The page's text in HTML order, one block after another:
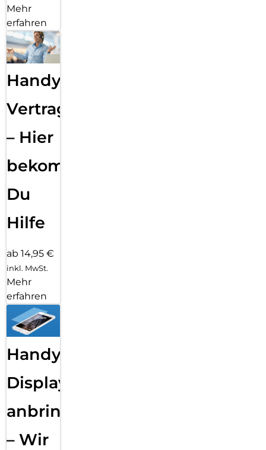
Mehr
erfahren
Handy
Vertragsabwicklung
– Hier
bekommst
Du
Hilfe
ab 14,95 €
inkl. MwSt.
Mehr
erfahren
Handy
Displayfolie
anbringen
– Wir